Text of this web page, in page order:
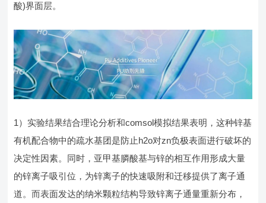
酸)界面层。
1）实验结果结合理论分析和comsol模拟结果表明，这种锌基
有机配合物中的疏水基团是防止h2o对zn负极表面进行破坏的
决定性因素。同时，亚甲基膦酸基与锌的相互作用形成大量
的锌离子吸引位，为锌离子的快速吸附和迁移提供了离子通
道。而表面发达的纳米颗粒结构导致锌离子通量重新分布，